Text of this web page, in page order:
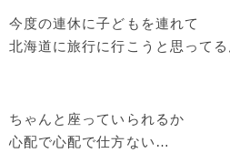
今度の連休に子どもを連れて
北海道に旅行に行こうと思って
ちゃんと座っていられるか
心配で心配で仕方ない…